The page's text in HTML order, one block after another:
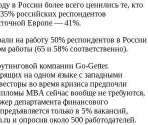
в России более всего ценились те, кто
российских респондентов
Европе — 41%.
на работу 50% респондентов в России
работы (65 и 58% соответственно).
компании Go-Getter.
на одном языке с западными
во время кризиса предпочли
MBA сейчас вообще не требуются,
департамента финансового
только в 5% вакансий,
и опросив около 500 работодателей.